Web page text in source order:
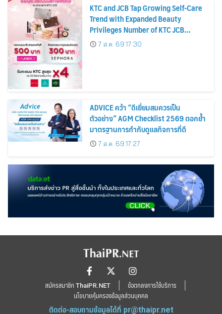
KTC and JCB Tap Growing Self-Care
Trend with Expanded Beauty
Privileges Number of KTC JCB
Cardmembers Spending on
Cosmetics Rises 26%
7 ส.ค. 69 17:30
ADVICE คว้า “ดีเยี่ยมสมควรเป็น
ตัวอย่าง” AGM Checklist 2569 ตอกย้ำ
มาตรฐานการกำกับดูแลกิจการที่ดี
7 ส.ค. 69 17:27
สมัครสมาชิก ThaiPR.NET
ข้อตกลงการใช้บริการ
นโยบายคุ้มครองข้อมูลส่วนบุคคล
ติดต่อ-สอบถามข้อมูลได้ที่ pr@thaipr.net